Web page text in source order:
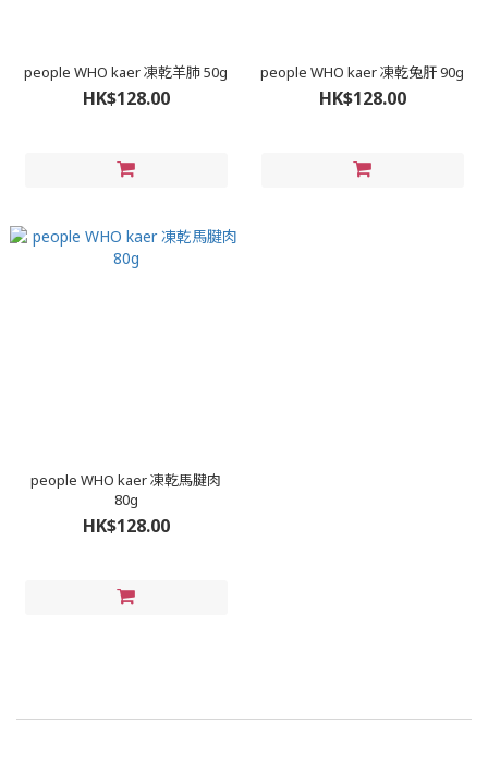
people WHO kaer 凍乾羊肺 50g
HK$128.00
people WHO kaer 凍乾兔肝 90g
HK$128.00
people WHO kaer 凍乾馬腱肉
80g
HK$128.00